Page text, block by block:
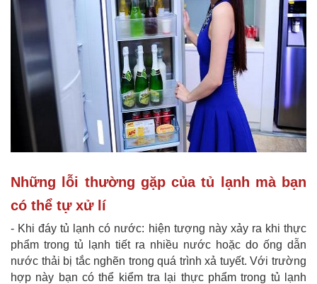
Những lỗi thường gặp của tủ lạnh mà bạn
có thể tự xử lí
- Khi đáy tủ lạnh có nước: hiện tượng này xảy ra khi thực
phẩm trong tủ lạnh tiết ra nhiều nước hoặc do ống dẫn
nước thải bị tắc nghẽn trong quá trình xả tuyết. Với trường
hợp này bạn có thể kiểm tra lại thực phẩm trong tủ lạnh